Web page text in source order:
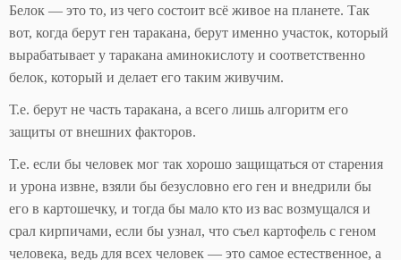
Белок — это то, из чего состоит всё живое на планете. Так
вот, когда берут ген таракана, берут именно участок, который
вырабатывает у таракана аминокислоту и соответственно
белок, который и делает его таким живучим.
Т.е. берут не часть таракана, а всего лишь алгоритм его
защиты от внешних факторов.
Т.е. если бы человек мог так хорошо защищаться от старения
и урона извне, взяли бы безусловно его ген и внедрили бы
его в картошечку, и тогда бы мало кто из вас возмущался и
срал кирпичами, если бы узнал, что съел картофель с геном
человека, ведь для всех человек — это самое естественное, а